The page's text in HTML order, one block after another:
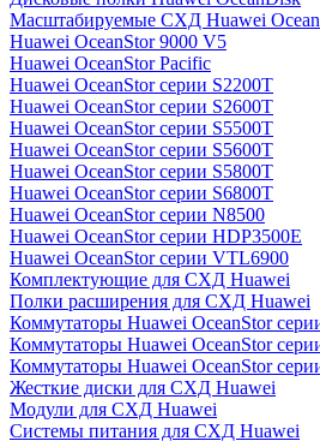
Масштабируемые СХД Huawei
Huawei OceanStor 9000 V5
Huawei OceanStor Pacific
Huawei OceanStor серии S2200T
Huawei OceanStor серии S2600T
Huawei OceanStor серии S5500T
Huawei OceanStor серии S5600T
Huawei OceanStor серии S5800T
Huawei OceanStor серии S6800T
Huawei OceanStor серии N8500
Huawei OceanStor серии HDP3500E
Huawei OceanStor серии VTL6900
Комплектующие для СХД Huawei
Полки расширения для СХД Huawei
Коммутаторы Huawei OceanStor
Коммутаторы Huawei OceanStor
Коммутаторы Huawei OceanStor
Жесткие диски для СХД Huawei
Модули для СХД Huawei
Системы питания для СХД Huawei